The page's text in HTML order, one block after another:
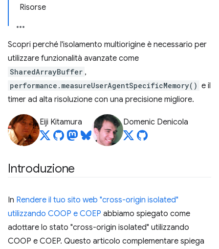
Risorse
Scopri perché l'isolamento multiorigine è necessario per
utilizzare funzionalità avanzate come
SharedArrayBuffer ,
performance.measureUserAgentSpecificMemory() e il
timer ad alta risoluzione con una precisione migliore.
Eiji Kitamura Domenic Denicola
Introduzione
In Rendere il tuo sito web "cross-origin isolated"
utilizzando COOP e COEP abbiamo spiegato come
adottare lo stato "cross-origin isolated" utilizzando
COOP e COEP. Questo articolo complementare spiega